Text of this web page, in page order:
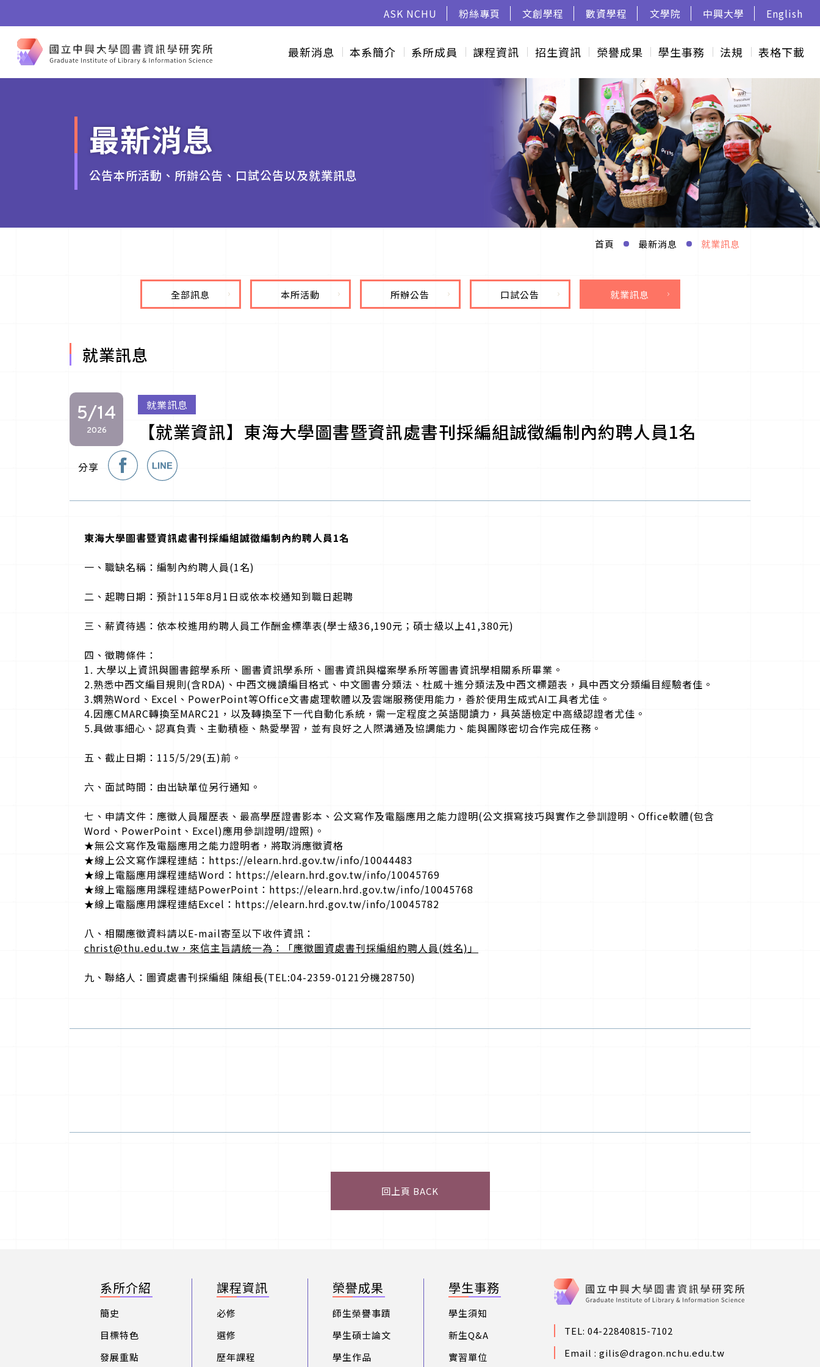
ASK NCHU 粉絲專頁 文創學程 數資學程 文學院 中興大學 English
最新消息 本系簡介 系所成員 課程資訊 招生資訊 榮譽成果 學生事務 法規 表格下載
最新消息
公告本所活動、所辦公告、口試公告以及就業訊息
首頁 最新消息 就業訊息
全部訊息 本所活動 所辦公告 口試公告 就業訊息
就業訊息
5/14
2026
就業訊息
【就業資訊】東海大學圖書暨資訊處書刊採編組誠徵編制內約聘人員1名
分享
東海大學圖書暨資訊處書刊採編組誠徵編制內約聘人員1名
一、職缺名稱：編制內約聘人員(1名)
二、起聘日期：預計115年8月1日或依本校通知到職日起聘
三、薪資待遇：依本校進用約聘人員工作酬金標準表(學士級36,190元；碩士級以上41,380元)
四、徵聘條件：
1. 大學以上資訊與圖書館學系所、圖書資訊學系所、圖書資訊與檔案學系所等圖書資訊學相關系所畢業。
2.熟悉中西文編目規則(含RDA)、中西文機讀編目格式、中文圖書分類法、杜威十進分類法及中西文標題表，具中西文分類編目經驗者佳。
3.嫻熟Word、Excel、PowerPoint等Office文書處理軟體以及雲端服務使用能力，善於使用生成式AI工具者尤佳。
4.因應CMARC轉換至MARC21，以及轉換至下一代自動化系統，需一定程度之英語閱讀力，具英語檢定中高級認證者尤佳。
5.具做事細心、認真負責、主動積極、熱愛學習，並有良好之人際溝通及協調能力、能與團隊密切合作完成任務。
五、截止日期：115/5/29(五)前。
六、面試時間：由出缺單位另行通知。
七、申請文件：應徵人員履歷表、最高學歷證書影本、公文寫作及電腦應用之能力證明(公文撰寫技巧與實作之參訓證明、Office軟體(包含
Word、PowerPoint、Excel)應用參訓證明/證照)。
★無公文寫作及電腦應用之能力證明者，將取消應徵資格
★線上公文寫作課程連結：https://elearn.hrd.gov.tw/info/10044483
★線上電腦應用課程連結Word：https://elearn.hrd.gov.tw/info/10045769
★線上電腦應用課程連結PowerPoint：https://elearn.hrd.gov.tw/info/10045768
★線上電腦應用課程連結Excel：https://elearn.hrd.gov.tw/info/10045782
八、相關應徵資料請以E-mail寄至以下收件資訊：
christ@thu.edu.tw，來信主旨請統一為：「應徵圖資處書刊採編組約聘人員(姓名)」
九、聯絡人：圖資處書刊採編組 陳組長(TEL:04-2359-0121分機28750)
回上頁 BACK
系所介紹
簡史
目標特色
發展重點
課程資訊
必修
選修
歷年課程
榮譽成果
師生榮譽事蹟
學生碩士論文
學生作品
學生事務
學生須知
新生Q&A
實習單位
TEL: 04-22840815-7102
Email : gilis@dragon.nchu.edu.tw